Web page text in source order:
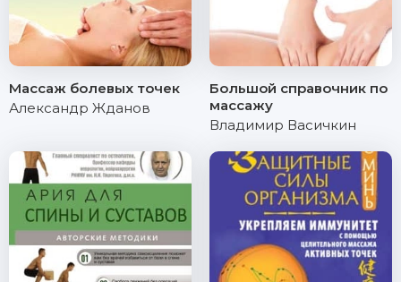
Массаж болевых точек
Александр Жданов
Большой справочник по
массажу
Владимир Васичкин